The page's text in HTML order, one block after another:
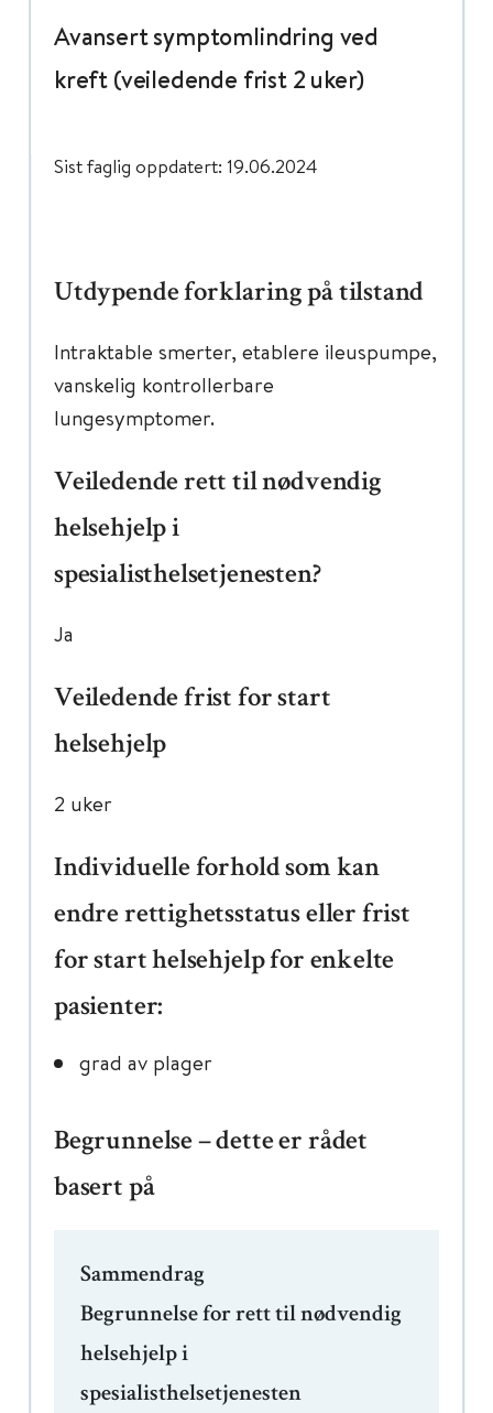
Avansert symptomlindring ved
kreft (veiledende frist 2 uker)
Sist faglig oppdatert: 19.06.2024
Utdypende forklaring på tilstand
Intraktable smerter, etablere ileuspumpe,
vanskelig kontrollerbare
lungesymptomer.
Veiledende rett til nødvendig
helsehjelp i
spesialisthelsetjenesten?
Ja
Veiledende frist for start
helsehjelp
2 uker
Individuelle forhold som kan
endre rettighetsstatus eller frist
for start helsehjelp for enkelte
pasienter:
grad av plager
Begrunnelse – dette er rådet
basert på
Sammendrag
Begrunnelse for rett til nødvendig
helsehjelp i
spesialisthelsetjenesten